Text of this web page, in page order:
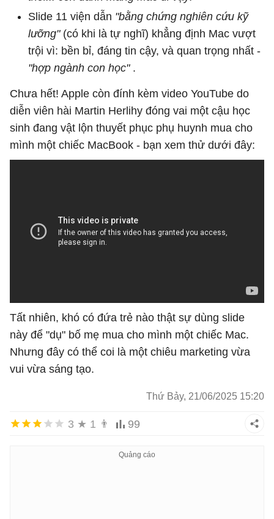
Slide 11 viện dẫn "bằng chứng nghiên cứu kỹ
lưỡng" (có khi là tự nghĩ) khẳng định Mac vượt
trội vì: bền bỉ, đáng tin cậy, và quan trọng nhất -
"hợp ngành con học" .
Chưa hết! Apple còn đính kèm video YouTube do
diễn viên hài Martin Herlihy đóng vai một cậu học
sinh đang vật lộn thuyết phục phụ huynh mua cho
mình một chiếc MacBook - bạn xem thử dưới đây:
Tất nhiên, khó có đứa trẻ nào thật sự dùng slide
này để "dụ" bố mẹ mua cho mình một chiếc Mac.
Nhưng đây có thể coi là một chiêu marketing vừa
vui vừa sáng tạo.
Thứ Bảy, 21/06/2025 15:20
3 ★ 1 👨 99